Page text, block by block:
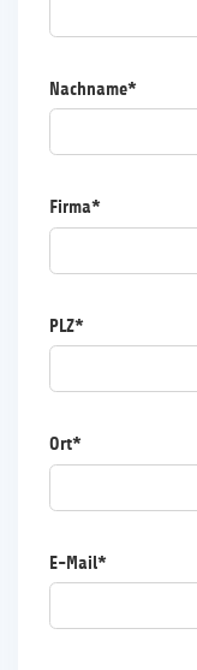
Nachname*
Firma*
PLZ*
Ort*
E-Mail*